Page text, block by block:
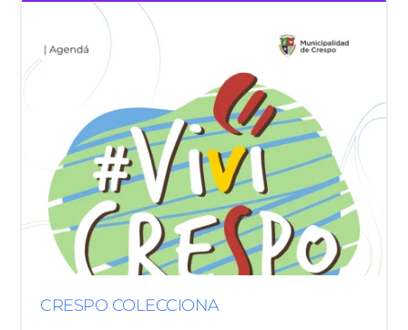
CRESPO COLECCIONA